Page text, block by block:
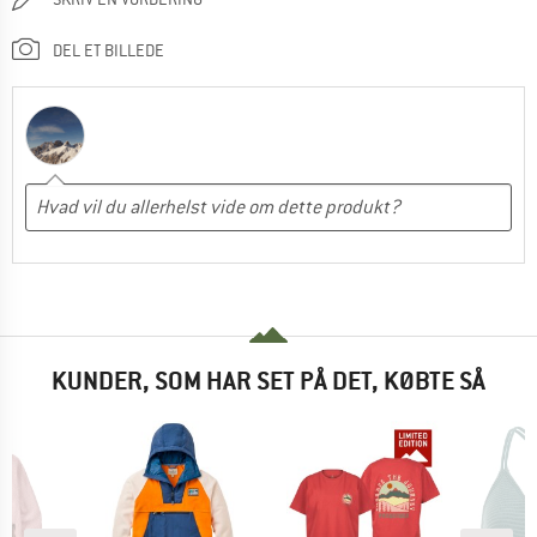
DEL ET BILLEDE
KUNDER, SOM HAR SET PÅ DET, KØBTE SÅ